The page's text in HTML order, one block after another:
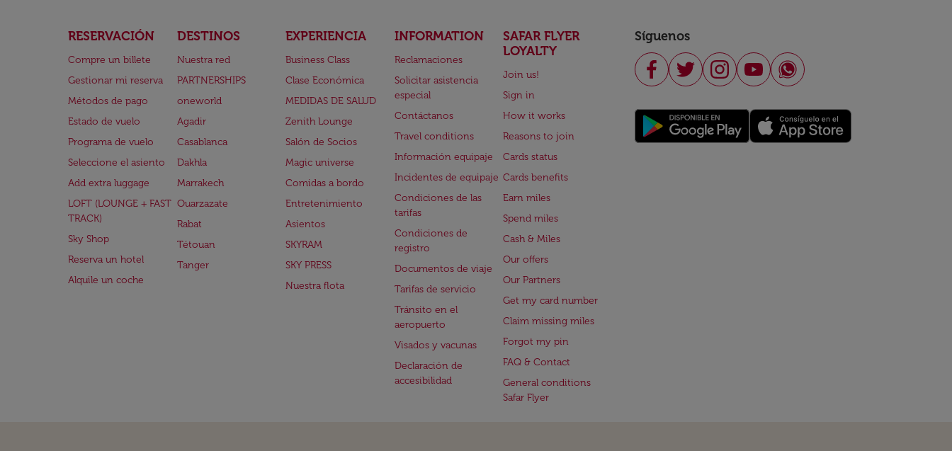
RESERVACIÓN
Compre un billete
Gestionar mi reserva
Métodos de pago
Estado de vuelo
Programa de vuelo
Seleccione el asiento
Add extra luggage
LOFT (LOUNGE + FAST
TRACK)
Sky Shop
Reserva un hotel
Alquile un coche
DESTINOS
Nuestra red
PARTNERSHIPS
oneworld
Agadir
Casablanca
Dakhla
Marrakech
Ouarzazate
Rabat
Tétouan
Tanger
EXPERIENCIA
Business Class
Clase Económica
MEDIDAS DE SALUD
Zenith Lounge
Salón de Socios
Magic universe
Comidas a bordo
Entretenimiento
Asientos
SKYRAM
SKY PRESS
Nuestra flota
INFORMATION
Reclamaciones
Solicitar asistencia
especial
Contáctanos
Travel conditions
Información equipaje
Incidentes de equipaje
Condiciones de las
tarifas
Condiciones de
registro
Documentos de viaje
Tarifas de servicio
Tránsito en el
aeropuerto
Visados y vacunas
Declaración de
accesibilidad
SAFAR FLYER
LOYALTY
Join us!
Sign in
How it works
Reasons to join
Cards status
Cards benefits
Earn miles
Spend miles
Cash & Miles
Our offers
Our Partners
Get my card number
Claim missing miles
Forgot my pin
FAQ & Contact
General conditions
Safar Flyer
Síguenos